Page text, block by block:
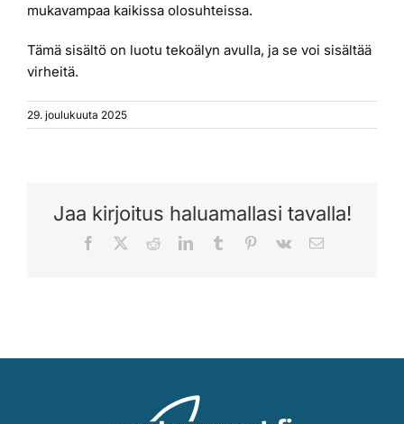
mukavampaa kaikissa olosuhteissa.
Tämä sisältö on luotu tekoälyn avulla, ja se voi sisältää
virheitä.
29. joulukuuta 2025
Jaa kirjoitus haluamallasi tavalla!
Facebook RedditLinkedInTumblr Pinterest
Vk Sähköposti